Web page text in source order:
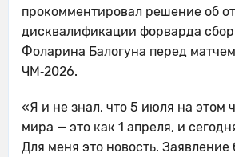
прокомментировал решение об
дисквалификации форварда
Фоларина Балогуна перед
ЧМ‑2026.
«Я и не знал, что 5 июля на этом
мира — это как 1 апреля, и
Для меня это новость. Заявление